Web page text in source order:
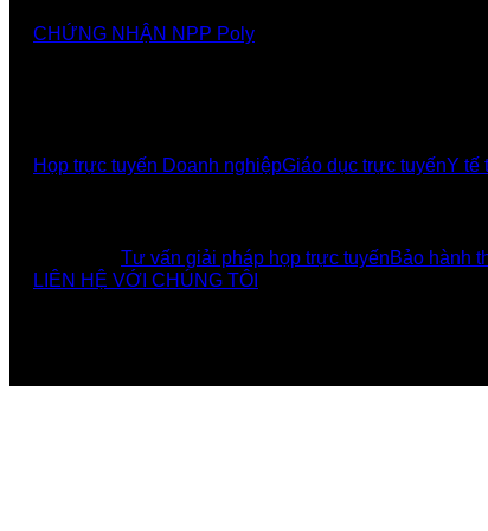
CHỨNG NHẬN NPP Poly
Họp trực tuyến Doanh nghiệpGiáo dục trực tuyếnY tế
Tư vấn giải pháp họp trực tuyếnBảo hành
LIÊN HỆ VỚI CHÚNG TÔI